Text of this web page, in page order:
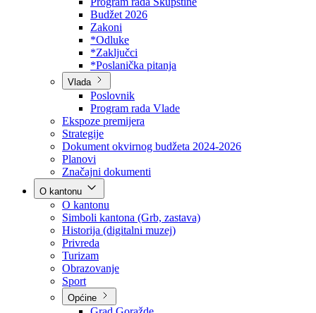
Skupština
Poslovnik
Program rada Skupštine
Budžet 2026
Zakoni
*Odluke
*Zaključci
*Poslanička pitanja
Vlada
Poslovnik
Program rada Vlade
Ekspoze premijera
Strategije
Dokument okvirnog budžeta 2024-2026
Planovi
Značajni dokumenti
O kantonu
O kantonu
Simboli kantona (Grb, zastava)
Historija (digitalni muzej)
Privreda
Turizam
Obrazovanje